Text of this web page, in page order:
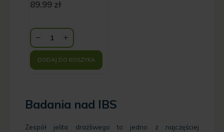
trawienne - 90
89.99 zł
DODAJ DO KOSZYKA
Badania nad IBS
Zespół jelita drażliwego to jedno z najczęściej